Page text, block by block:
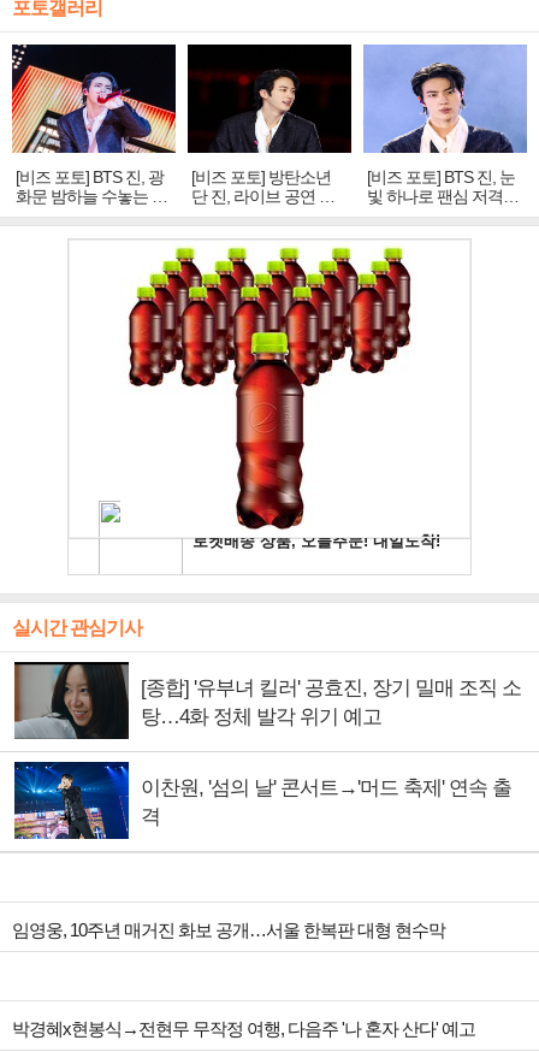
포토갤러리
[비즈 포토] BTS 진, 광
화문 밤하늘 수놓는 '비
주얼 킹'의 열창
[비즈 포토] 방탄소년
단 진, 라이브 공연 중
빛나는 독보적 아우라
[비즈 포토] BTS 진, 눈
빛 하나로 팬심 저격…
독보적 카리스마
실시간 관심기사
[종합] '유부녀 킬러' 공효진, 장기 밀매 조직 소
탕…4화 정체 발각 위기 예고
이찬원, '섬의 날' 콘서트→'머드 축제' 연속 출
격
임영웅, 10주년 매거진 화보 공개…서울 한복판 대형 현수막
박경혜x현봉식→전현무 무작정 여행, 다음주 '나 혼자 산다' 예고